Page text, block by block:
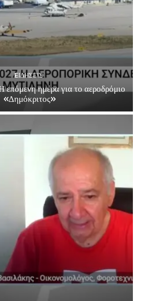
EΙΔΗΣΕΙΣ
επόμενη ημέρα για το αεροδρόμιο
«Δημόκριτος»